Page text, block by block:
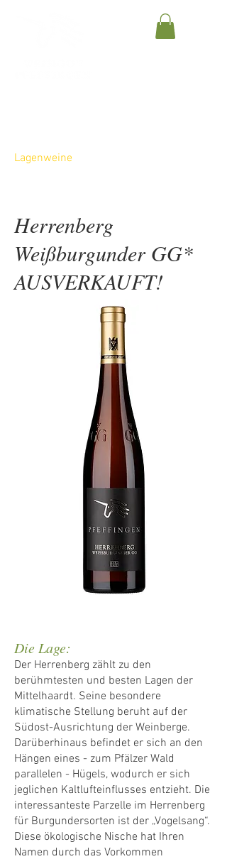
Lagenweine
Herrenberg
Weißburgunder GG*
AUSVERKAUFT!
Die Lage:
Der Herrenberg zählt zu den
berühmtesten und besten Lagen der
Mittelhaardt. Seine besondere
klimatische Stellung beruht auf der
Südost-Ausrichtung der Weinberge.
Darüberhinaus befindet er sich an den
Hängen eines - zum Pfälzer Wald
parallelen - Hügels, wodurch er sich
jeglichen Kaltlufteinflusses entzieht. Die
interessanteste Parzelle im Herrenberg
für Burgundersorten ist der „Vogelsang“.
Diese ökologische Nische hat Ihren
Namen durch das Vorkommen